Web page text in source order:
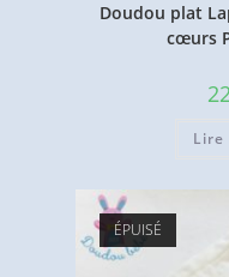
Doudou plat
cœurs
Lire
ÉPUISÉ